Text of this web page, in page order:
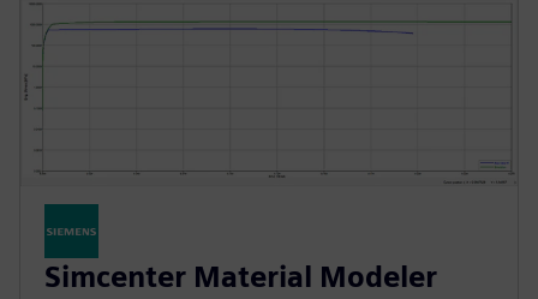
Simcenter Material Modeler